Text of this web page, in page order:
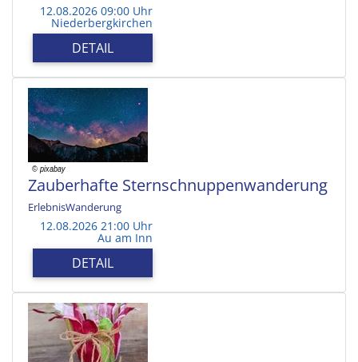
12.08.2026 09:00 Uhr
Niederbergkirchen
DETAIL
Zauberhafte Sternschnuppenwanderung
ErlebnisWanderung
12.08.2026 21:00 Uhr
Au am Inn
DETAIL